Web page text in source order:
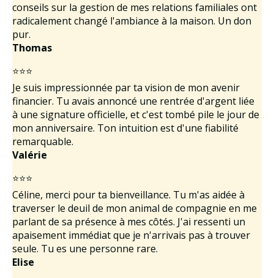
conseils sur la gestion de mes relations familiales ont
radicalement changé l'ambiance à la maison. Un don
pur.
Thomas
⭐⭐⭐
Je suis impressionnée par ta vision de mon avenir
financier. Tu avais annoncé une rentrée d'argent liée
à une signature officielle, et c'est tombé pile le jour de
mon anniversaire. Ton intuition est d'une fiabilité
remarquable.
Valérie
⭐⭐⭐
Céline, merci pour ta bienveillance. Tu m'as aidée à
traverser le deuil de mon animal de compagnie en me
parlant de sa présence à mes côtés. J'ai ressenti un
apaisement immédiat que je n'arrivais pas à trouver
seule. Tu es une personne rare.
Elise